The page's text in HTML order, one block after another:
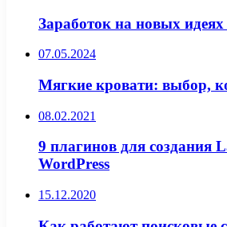
Заработок на новых идеях
07.05.2024
Мягкие кровати: выбор,
08.02.2021
9 плагинов для создания
WordPress
15.12.2020